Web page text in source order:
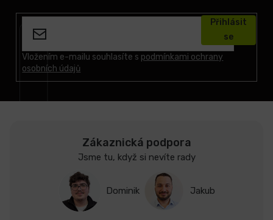
Vložením e-mailu souhlasíte s podmínkami ochrany
osobních údajů
Přihlásit
se
Zákaznická podpora
Jsme tu, když si nevíte rady
Dominik Jakub